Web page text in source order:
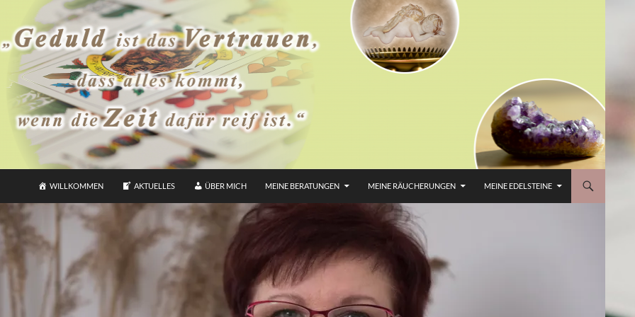
WILLKOMMEN AKTUELLES ÜBER MICH MEINE BERATUNGEN MEINE RÄUCHERUNGEN MEINE EDELSTEINE